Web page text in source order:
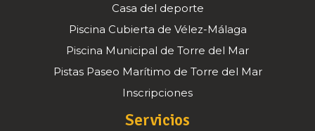
Casa del deporte
Piscina Cubierta de Vélez-Málaga
Piscina Municipal de Torre del Mar
Pistas Paseo Marítimo de Torre del Mar
Inscripciones
Servicios